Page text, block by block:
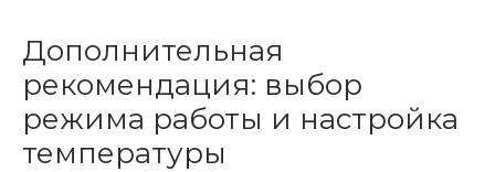
Дополнительная
рекомендация: выбор
режима работы и настройка
температуры